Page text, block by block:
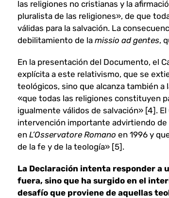
las religiones no cristianas y la
pluralista de las religiones», de que
válidas para la salvación. La
debilitamiento de la missio ad gentes,
En la presentación del Documento, el
explícita a este relativismo, que se
teológicos, sino que alcanza también a
«que todas las religiones constituyen
igualmente válidos de salvación» [4].
intervención importante advirtiendo
en L’Osservatore Romano en 1996 y
de la fe y de la teología» [5].
La Declaración intenta responder a
fuera, sino que ha surgido en el
desafío que proviene de aquellas